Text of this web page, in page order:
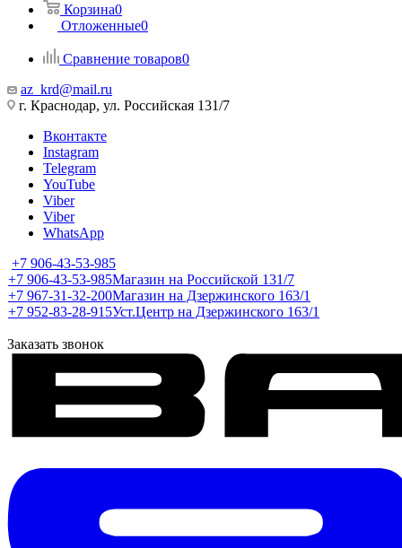
Корзина0
Отложенные0
Сравнение товаров0
az_krd@mail.ru
г. Краснодар, ул. Российская 131/7
Вконтакте
Instagram
Telegram
YouTube
Viber
Viber
WhatsApp
+7 906-43-53-985
+7 906-43-53-985Магазин на Российской 131/7
+7 967-31-32-200Магазин на Дзержинского 163/1
+7 952-83-28-915Уст.Центр на Дзержинского 163/1
Заказать звонок